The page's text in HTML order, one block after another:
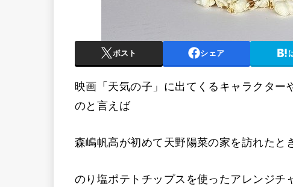
ポスト シェア
映画「天気の子」に出てくるキャラクター
のと言えば
森嶋帆高が初めて天野陽菜の家を訪れたと
のり塩ポテトチップスを使ったアレンジチ